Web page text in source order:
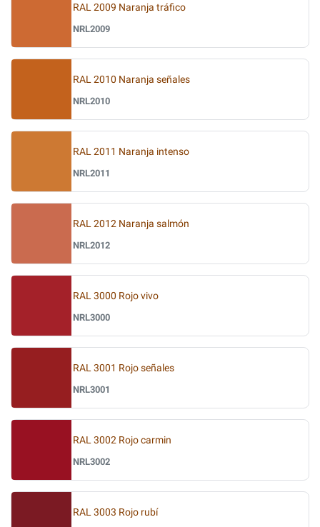
RAL 2009 Naranja tráfico
NRL2009
RAL 2010 Naranja señales
NRL2010
RAL 2011 Naranja intenso
NRL2011
RAL 2012 Naranja salmón
NRL2012
RAL 3000 Rojo vivo
NRL3000
RAL 3001 Rojo señales
NRL3001
RAL 3002 Rojo carmin
NRL3002
RAL 3003 Rojo rubí